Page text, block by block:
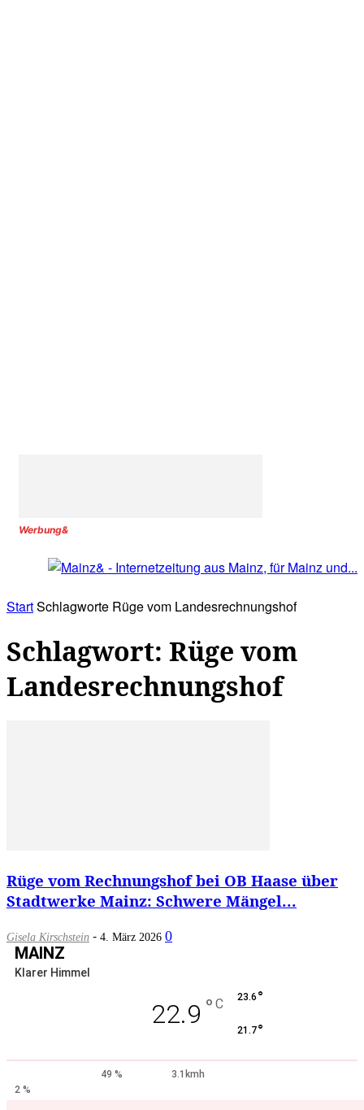
Werbung&
StartSchlagworte Rüge vom Landesrechnungshof
Schlagwort: Rüge vom
Landesrechnungshof
Rüge vom Rechnungshof bei OB Haase über
Stadtwerke Mainz: Schwere Mängel...
Gisela Kirschstein - 4. März 2026 0
MAINZ
Klarer Himmel
22.9 ° C 23.6 °
21.7°
49 %
3.1kmh
2 %